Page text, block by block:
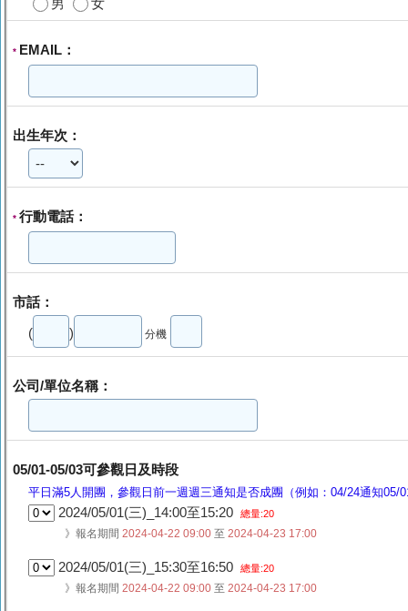
男
女
* EMAIL：
出生年次：
* 行動電話：
市話：
( ) 分機
公司/單位名稱：
05/01-05/03可參觀日及時段
平日滿5人開團，參觀日前一週週三通知是否成團（例如：04/24通知05/
2024/05/01(三)_14:00至15:20 總量:20
》報名期間 2024-04-22 09:00 至 2024-04-23 17:00
2024/05/01(三)_15:30至16:50 總量:20
》報名期間 2024-04-22 09:00 至 2024-04-23 17:00